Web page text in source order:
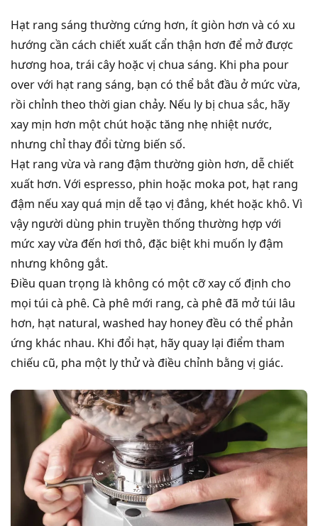
Hạt rang sáng thường cứng hơn, ít giòn hơn và có xu
hướng cần cách chiết xuất cẩn thận hơn để mở được
hương hoa, trái cây hoặc vị chua sáng. Khi pha pour
over với hạt rang sáng, bạn có thể bắt đầu ở mức vừa,
rồi chỉnh theo thời gian chảy. Nếu ly bị chua sắc, hãy
xay mịn hơn một chút hoặc tăng nhẹ nhiệt nước,
nhưng chỉ thay đổi từng biến số.
Hạt rang vừa và rang đậm thường giòn hơn, dễ chiết
xuất hơn. Với espresso, phin hoặc moka pot, hạt rang
đậm nếu xay quá mịn dễ tạo vị đắng, khét hoặc khô. Vì
vậy người dùng phin truyền thống thường hợp với
mức xay vừa đến hơi thô, đặc biệt khi muốn ly đậm
nhưng không gắt.
Điều quan trọng là không có một cỡ xay cố định cho
mọi túi cà phê. Cà phê mới rang, cà phê đã mở túi lâu
hơn, hạt natural, washed hay honey đều có thể phản
ứng khác nhau. Khi đổi hạt, hãy quay lại điểm tham
chiếu cũ, pha một ly thử và điều chỉnh bằng vị giác.